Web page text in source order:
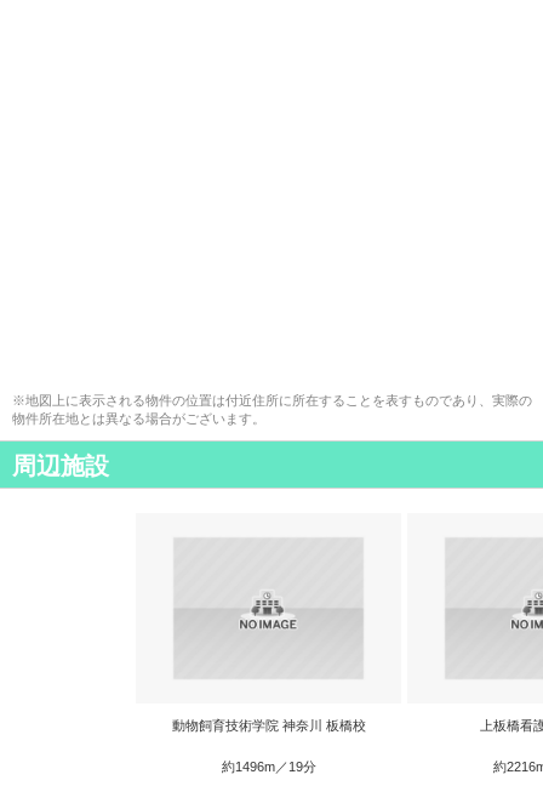
※地図上に表示される物件の位置は付近住所に所在することを表すものであり、実際の
物件所在地とは異なる場合がございます。
周辺施設
動物飼育技術学院 神奈川 板橋校
約1496m／19分
上板橋看
約